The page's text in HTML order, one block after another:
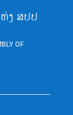
ງ ສປປ
OF